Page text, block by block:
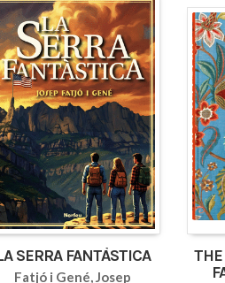
SERRA FANTÀSTICA
Fatjó i Gené, Josep